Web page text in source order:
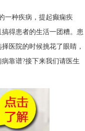
一种疾病，提起癫痫疾
得患者的生活一团糟。患
医院的时候挑花了眼睛，
靠谱?接下来我们请医生